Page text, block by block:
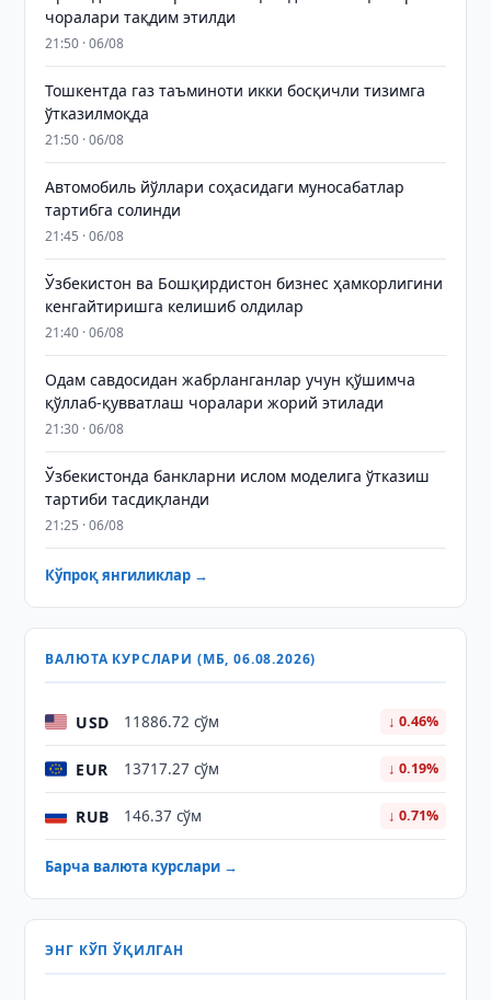
чоралари тақдим этилди
21:50 · 06/08
Тошкентда газ таъминоти икки босқичли тизимга
ўтказилмоқда
21:50 · 06/08
Автомобиль йўллари соҳасидаги муносабатлар
тартибга солинди
21:45 · 06/08
Ўзбекистон ва Бошқирдистон бизнес ҳамкорлигини
кенгайтиришга келишиб олдилар
21:40 · 06/08
Одам савдосидан жабрланганлар учун қўшимча
қўллаб-қувватлаш чоралари жорий этилади
21:30 · 06/08
Ўзбекистонда банкларни ислом моделига ўтказиш
тартиби тасдиқланди
21:25 · 06/08
Кўпроқ янгиликлар →
ВАЛЮТА КУРСЛАРИ (МБ, 06.08.2026)
USD 11886.72 сўм ↓ 0.46%
EUR 13717.27 сўм ↓ 0.19%
RUB 146.37 сўм ↓ 0.71%
Барча валюта курслари →
ЭНГ КЎП ЎҚИЛГАН